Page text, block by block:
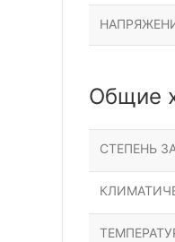
Общие
СТЕПЕНЬ